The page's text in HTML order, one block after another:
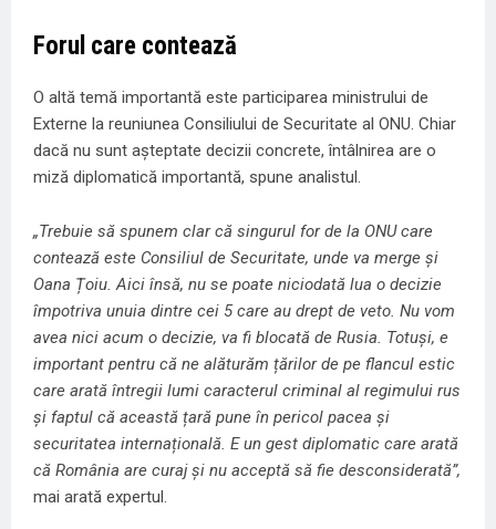
Forul care contează
O altă temă importantă este participarea ministrului de
Externe la reuniunea Consiliului de Securitate al ONU. Chiar
dacă nu sunt așteptate decizii concrete, întâlnirea are o
miză diplomatică importantă, spune analistul.
„Trebuie să spunem clar că singurul for de la ONU care
contează este Consiliul de Securitate, unde va merge și
Oana Țoiu. Aici însă, nu se poate niciodată lua o decizie
împotriva unuia dintre cei 5 care au drept de veto. Nu vom
avea nici acum o decizie, va fi blocată de Rusia. Totuși, e
important pentru că ne alăturăm țărilor de pe flancul estic
care arată întregii lumi caracterul criminal al regimului rus
și faptul că această țară pune în pericol pacea și
securitatea internațională. E un gest diplomatic care arată
că România are curaj și nu acceptă să fie desconsiderată”,
mai arată expertul.